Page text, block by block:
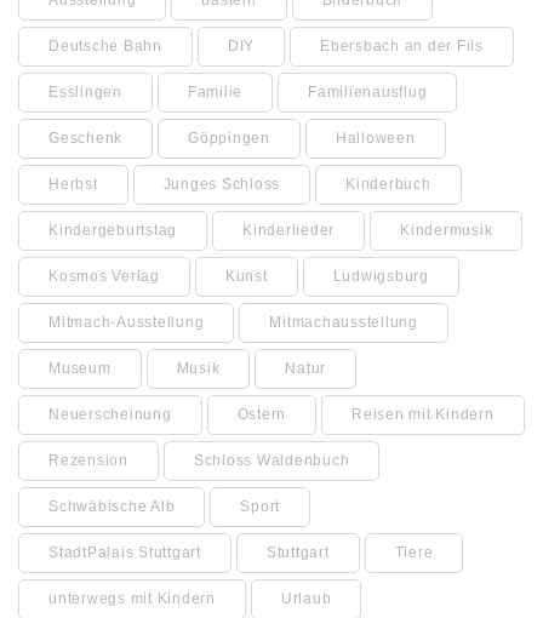
Deutsche Bahn DIY Ebersbach an der Fils
Esslingen Familie Familienausflug
Geschenk Göppingen Halloween
Herbst Junges Schloss Kinderbuch
Kindergeburtstag Kinderlieder Kindermusik
Kosmos Verlag Kunst Ludwigsburg
Mitmach-Ausstellung Mitmachausstellung
Museum Musik Natur
Neuerscheinung Ostern Reisen mit Kindern
Rezension Schloss Waldenbuch
Schwäbische Alb Sport
StadtPalais Stuttgart Stuttgart Tiere
unterwegs mit Kindern Urlaub